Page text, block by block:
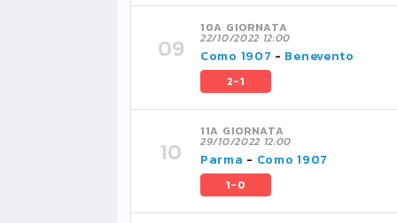
10A GIORNATA
22/10/2022 12:00
Como 1907 - Benevento
2-1
11A GIORNATA
29/10/2022 12:00
Parma - Como 1907
1-0